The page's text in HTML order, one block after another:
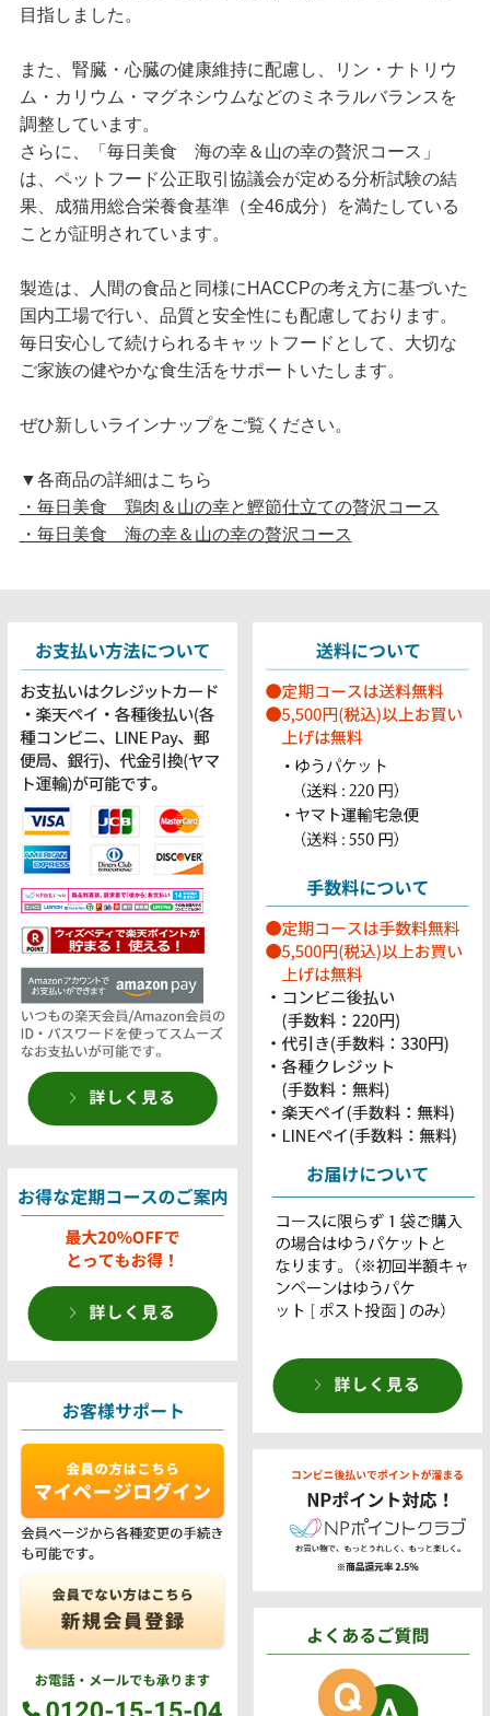
目指しました。
また、腎臓・心臓の健康維持に配慮し、リン・ナトリウ
ム・カリウム・マグネシウムなどのミネラルバランスを
調整しています。
さらに、「毎日美食 海の幸＆山の幸の贅沢コース」
は、ペットフード公正取引協議会が定める分析試験の結
果、成猫用総合栄養食基準（全46成分）を満たしている
ことが証明されています。
製造は、人間の食品と同様にHACCPの考え方に基づいた
国内工場で行い、品質と安全性にも配慮しております。
毎日安心して続けられるキャットフードとして、大切な
ご家族の健やかな食生活をサポートいたします。
ぜひ新しいラインナップをご覧ください。
▼各商品の詳細はこちら
・毎日美食 鶏肉＆山の幸と鰹節仕立ての贅沢コース
・毎日美食 海の幸＆山の幸の贅沢コース